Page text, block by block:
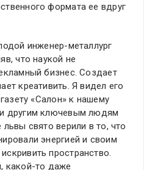
формата ее вдруг
инженер-металлург
что наукой не
бизнес. Создает
креативить. Я видел его
«Салон» к нашему
другим ключевым людям
свято верили в то, что
энергией и своим
пространство.
какой-то даже